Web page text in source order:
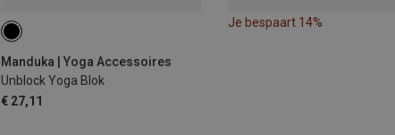
Manduka | Yoga Accessoires
Unblock Yoga Blok
€ 27,11
Je bespaart 14%